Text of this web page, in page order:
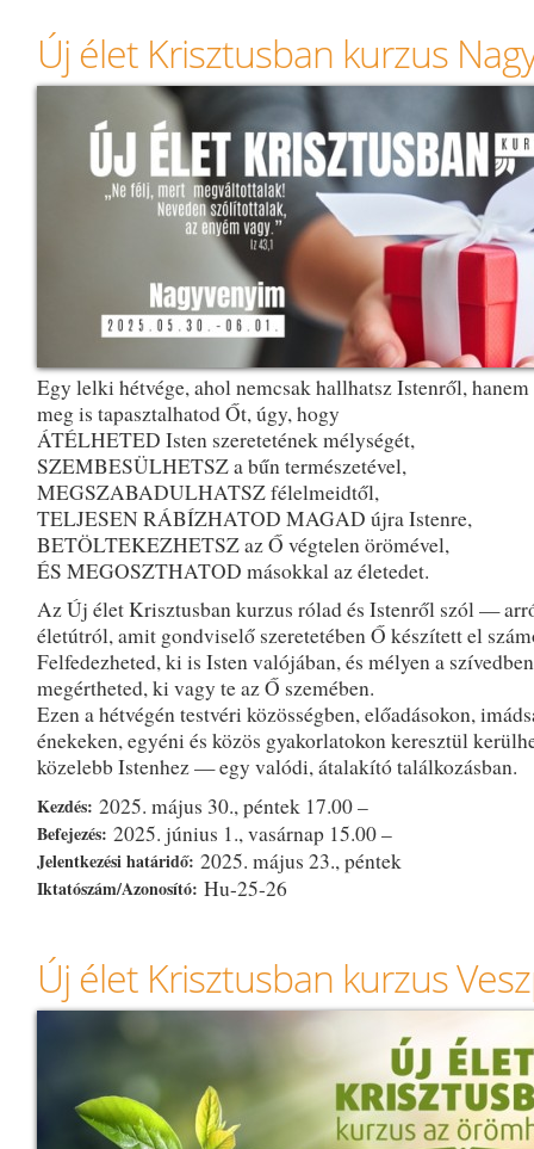
Új élet Krisztusban kurzus
Egy lelki hétvége, ahol nemcsak hallhatsz Istenről,
meg is tapasztalhatod Őt, úgy, hogy
ÁTÉLHETED Isten szeretetének mélységét,
SZEMBESÜLHETSZ a bűn természetével,
MEGSZABADULHATSZ félelmeidtől,
TELJESEN RÁBÍZHATOD MAGAD újra Istenre,
BETÖLTEKEZHETSZ az Ő végtelen örömével,
ÉS MEGOSZTHATOD másokkal az életedet.
Az Új élet Krisztusban kurzus rólad és Istenről szól —
életútról, amit gondviselő szeretetében Ő készített el
Felfedezheted, ki is Isten valójában, és mélyen a szívedben
megértheted, ki vagy te az Ő szemében.
Ezen a hétvégén testvéri közösségben, előadásokon,
énekeken, egyéni és közös gyakorlatokon keresztül
közelebb Istenhez — egy valódi, átalakító találkozásban.
Kezdés: 2025. május 30., péntek 17.00 –
Befejezés: 2025. június 1., vasárnap 15.00 –
Jelentkezési határidő: 2025. május 23., péntek
Iktatószám/Azonosító: Hu-25-26
Új élet Krisztusban kurzus